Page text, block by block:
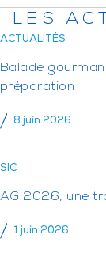
LES
ACTUALITÉS
Balade
préparation
8 juin 2026
SIC
AG 2026, une
1 juin 2026